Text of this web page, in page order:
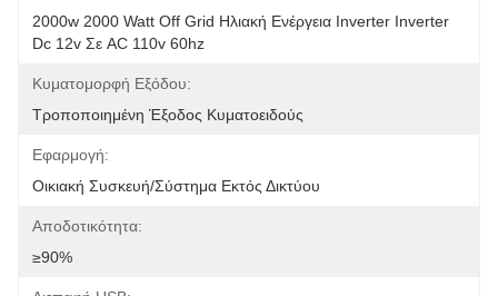
2000w 2000 Watt Off Grid Ηλιακή Ενέργεια Inverter Inverter
Dc 12v Σε AC 110v 60hz
Κυματομορφή Εξόδου:
Τροποποιημένη Έξοδος Κυματοειδούς
Εφαρμογή:
Οικιακή Συσκευή/σύστημα Εκτός Δικτύου
Αποδοτικότητα:
≥90%